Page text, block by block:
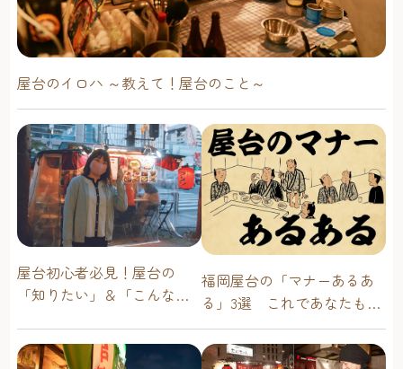
屋台のイロハ ～教えて！屋台のこと～
屋台初心者必見！屋台の
「知りたい」＆「こんな時
問に答えます！
福岡屋台の「マナーあるあ
る」3選 これであなたも屋
台通！